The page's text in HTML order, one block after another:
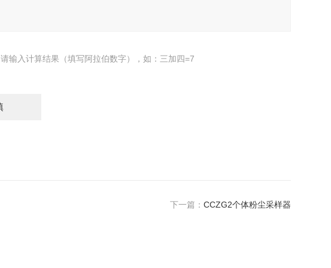
请输入计算结果（填写阿拉伯数字），如：三加四=7
下一篇： CCZG2个体粉尘采样器